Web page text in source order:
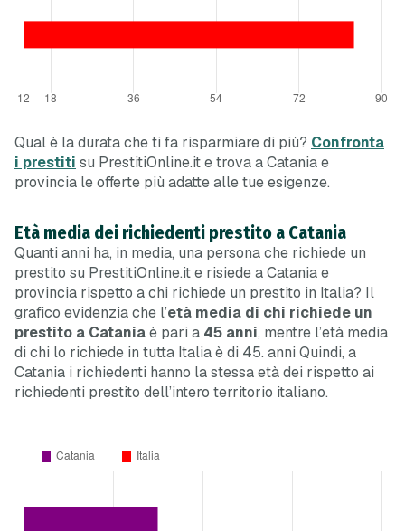
Qual è la durata che ti fa risparmiare di più? Confronta
i prestiti su PrestitiOnline.it e trova a Catania e
provincia le offerte più adatte alle tue esigenze.
Età media dei richiedenti prestito a Catania
Quanti anni ha, in media, una persona che richiede un
prestito su PrestitiOnline.it e risiede a Catania e
provincia rispetto a chi richiede un prestito in Italia? Il
grafico evidenzia che l’età media di chi richiede un
prestito a Cataniaè pari a 45 anni, mentre l’età media
di chi lo richiede in tutta Italia è di 45. anni Quindi, a
Catania i richiedenti hanno la stessa età dei rispetto ai
richiedenti prestito dell’intero territorio italiano.